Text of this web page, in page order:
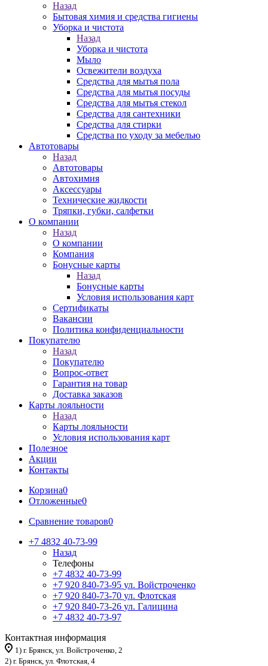
Назад
Бытовая химия и средства гигиены
Уборка и чистота
Назад
Уборка и чистота
Мыло
Освежители воздуха
Средства для мытья пола
Средства для мытья посуды
Средства для мытья стекол
Средства для сантехники
Средства для стирки
Средства по уходу за мебелью
Автотовары
Назад
Автотовары
Автохимия
Аксессуары
Технические жидкости
Тряпки, губки, салфетки
О компании
Назад
О компании
Компания
Бонусные карты
Назад
Бонусные карты
Условия использования карт
Сертификаты
Вакансии
Политика конфиденциальности
Покупателю
Назад
Покупателю
Вопрос-ответ
Гарантия на товар
Доставка заказов
Карты лояльности
Назад
Карты лояльности
Условия использования карт
Полезное
Акции
Контакты
Корзина0
Отложенные0
Сравнение товаров0
+7 4832 40-73-99
Назад
Телефоны
+7 4832 40-73-99
+7 920 840-73-95 ул. Войстроченко
+7 920 840-73-70 ул. Флотская
+7 920 840-73-26 ул. Галицина
+7 4832 40-73-97
Контактная информация
1) г. Брянск, ул. Войстроченко, 2
2) г. Брянск, ул. Флотская, 4